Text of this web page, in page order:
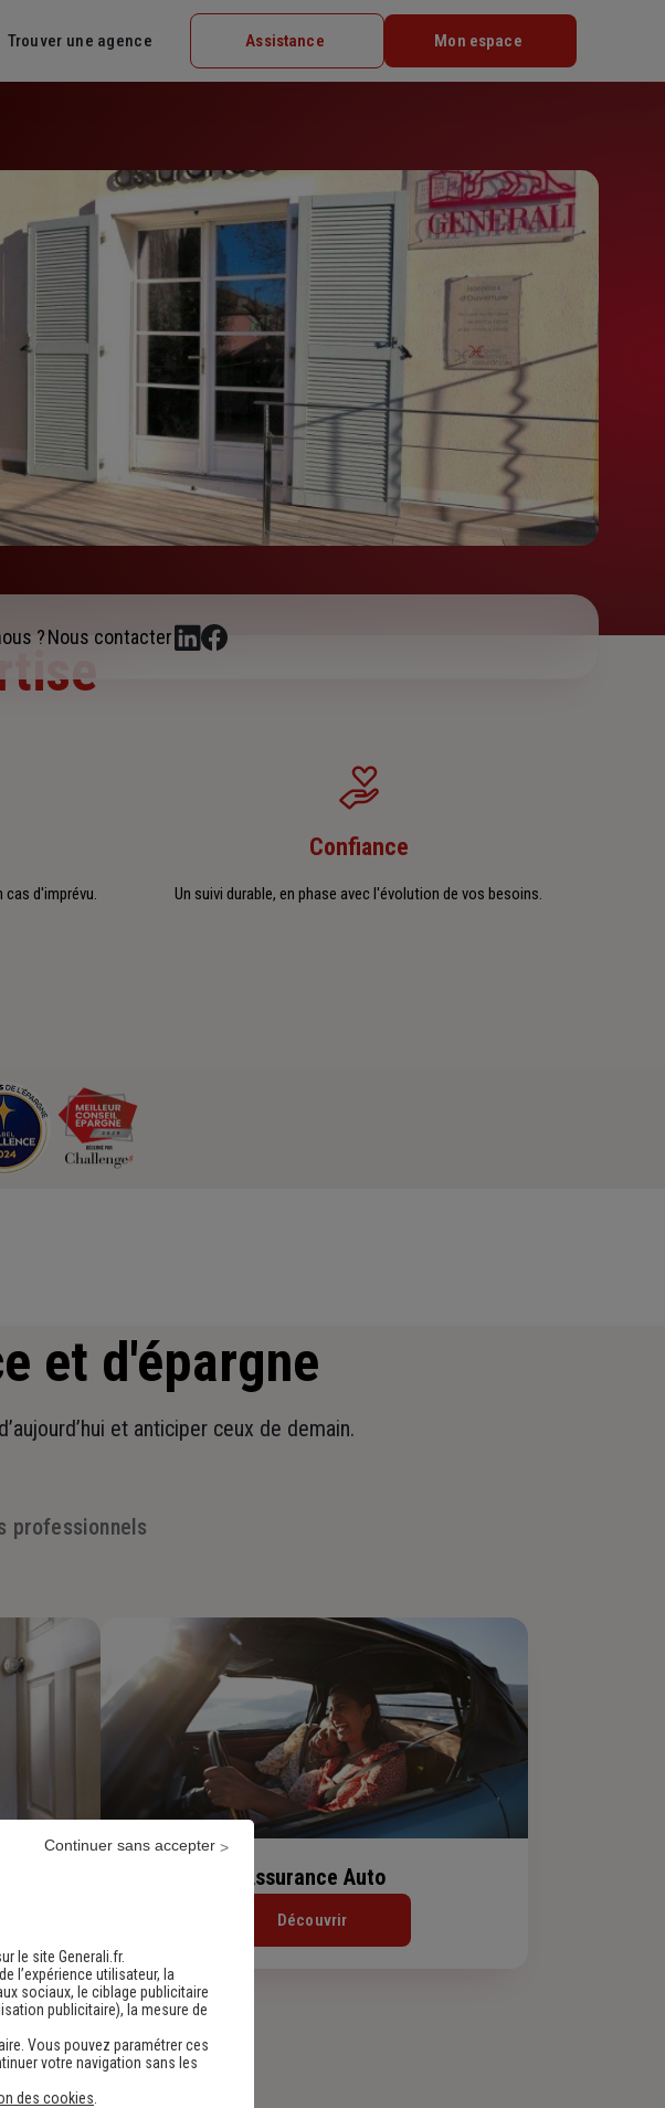
Trouver une agence Assistance Mon espace
?Nous contacter
cas d'imprévu.
Confiance
Un suivi durable, en phase avec l'évolution de vos besoins.
et d'épargne
et anticiper ceux de demain.
professionnels
Assurance Auto
Découvrir
le site Generali.fr.
l’expérience utilisateur, la
sociaux, le ciblage publicitaire
publicitaire), la mesure de
Vous pouvez paramétrer ces
votre navigation sans les
des cookies
Continuer sans accepter